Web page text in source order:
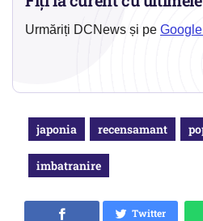
Urmăriți DCNews și pe
japonia recensamant
imbatranire
Twitter